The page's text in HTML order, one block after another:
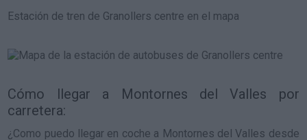
Estación de tren de Granollers centre en el mapa
Cómo llegar a Montornes del Valles por
carretera:
¿Como puedo llegar en coche a Montornes del Valles desde